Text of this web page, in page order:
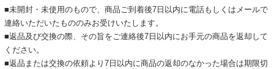
■未開封・未使用のもので、商品ご到着後7日以内に電話もしくはメールで
連絡いただいたもののみお受けいたします。
■返品及び交換の際、その旨をご連絡後7日以内にお手元の商品を返却して
ください。
■返品または交換の依頼より7日以内に商品の返却のなかった場合は期限切